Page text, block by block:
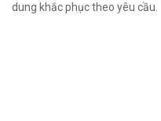
dung khắc phục theo yêu cầu.